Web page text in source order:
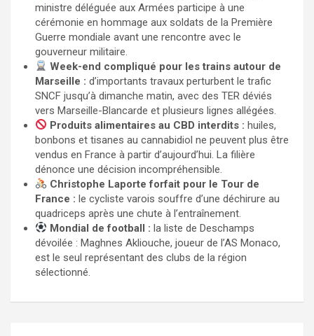
ministre déléguée aux Armées participe à une
cérémonie en hommage aux soldats de la Première
Guerre mondiale avant une rencontre avec le
gouverneur militaire.
Week-end compliqué pour les trains autour de
Marseille : d’importants travaux perturbent le trafic
SNCF jusqu’à dimanche matin, avec des TER déviés
vers Marseille-Blancarde et plusieurs lignes allégées.
Produits alimentaires au CBD interdits :huiles,
bonbons et tisanes au cannabidiol ne peuvent plus être
vendus en France à partir d’aujourd’hui. La filière
dénonce une décision incompréhensible.
Christophe Laporte forfait pour le Tour de
France : le cycliste varois souffre d’une déchirure au
quadriceps après une chute à l’entraînement.
Mondial de football : la liste de Deschamps
dévoilée : Maghnes Akliouche, joueur de l’AS Monaco,
est le seul représentant des clubs de la région
sélectionné.